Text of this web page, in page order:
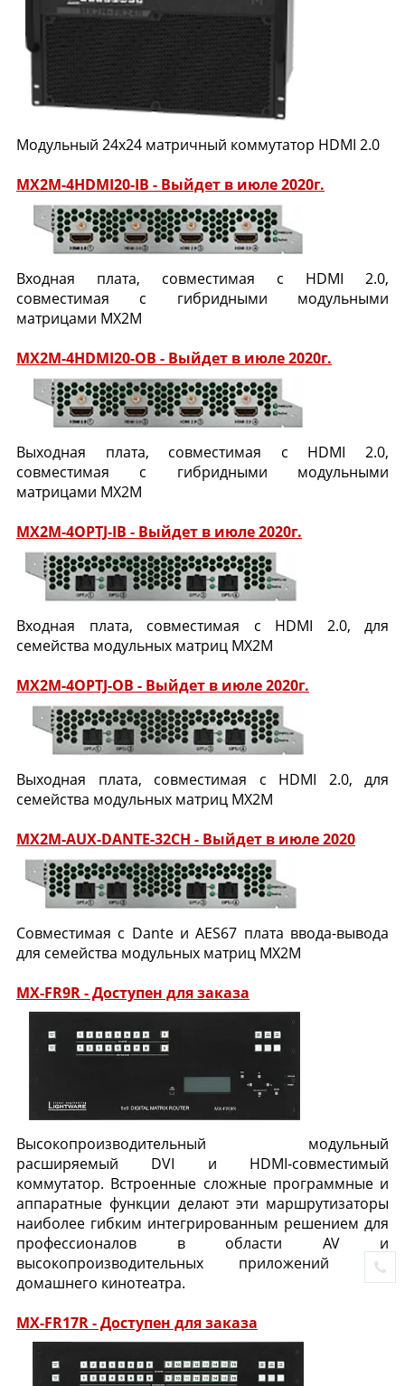
Модульный 24x24 матричный коммутатор HDMI 2.0
MX2M-4HDMI20-IB - Выйдет в июле 2020г.
Входная плата, совместимая с HDMI 2.0,
совместимая с гибридными модульными
матрицами MX2M
MX2M-4HDMI20-OB - Выйдет в июле 2020г.
Выходная плата, совместимая с HDMI 2.0,
совместимая с гибридными модульными
матрицами MX2M
MX2M-4OPTJ-IB - Выйдет в июле 2020г.
Входная плата, совместимая с HDMI 2.0, для
семейства модульных матриц MX2M
MX2M-4OPTJ-OB - Выйдет в июле 2020г.
Выходная плата, совместимая с HDMI 2.0, для
семейства модульных матриц MX2M
MX2M-AUX-DANTE-32CH - Выйдет в июле 2020
Совместимая с Dante и AES67 плата ввода-вывода
для семейства модульных матриц MX2M
MX-FR9R - Доступен для заказа
Высокопроизводительный модульный
расширяемый DVI и HDMI-совместимый
коммутатор. Встроенные сложные программные и
аппаратные функции делают эти маршрутизаторы
наиболее гибким интегрированным решением для
профессионалов в области AV и
высокопроизводительных приложений для
домашнего кинотеатра.
MX-FR17R - Доступен для заказа